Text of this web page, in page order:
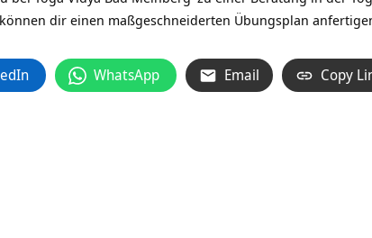
können dir einen maßgeschneiderten Übungsplan
WhatsApp Email Copy